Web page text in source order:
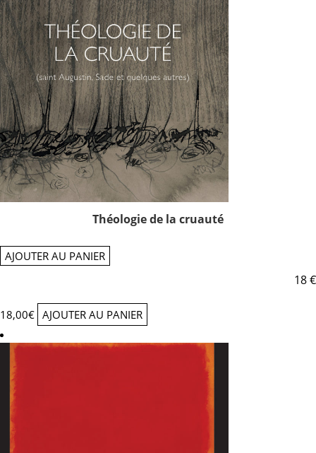
Théologie de la cruauté
AJOUTER AU PANIER
18 €
18,00€ AJOUTER AU PANIER